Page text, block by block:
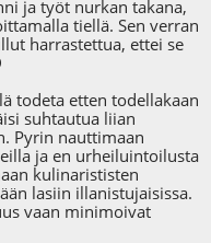
ja työt nurkan takana,
tiellä. Sen verran
harrastettua, ettei se
todeta etten todellakaan
suhtautua liian
Pyrin nauttimaan
ja en urheiluintoilusta
kulinarististen
lasiin illanistujaisissa.
vaan minimoivat